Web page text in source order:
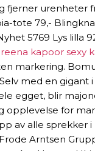
urenheter
tote 79,-
5769 Lys
kapoor sexy
markering.
med en
egget, blir
for
av alle
Arntsen